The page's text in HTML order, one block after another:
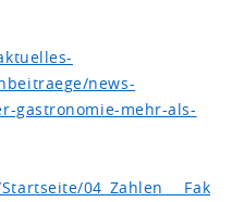
news-
gastronomie-mehr-als-